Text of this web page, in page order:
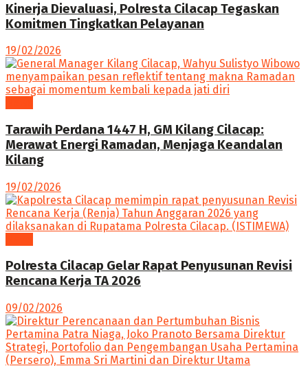
Kinerja Dievaluasi, Polresta Cilacap Tegaskan
Komitmen Tingkatkan Pelayanan
19/02/2026
Tarawih Perdana 1447 H, GM Kilang Cilacap:
Merawat Energi Ramadan, Menjaga Keandalan
Kilang
19/02/2026
Polresta Cilacap Gelar Rapat Penyusunan Revisi
Rencana Kerja TA 2026
09/02/2026